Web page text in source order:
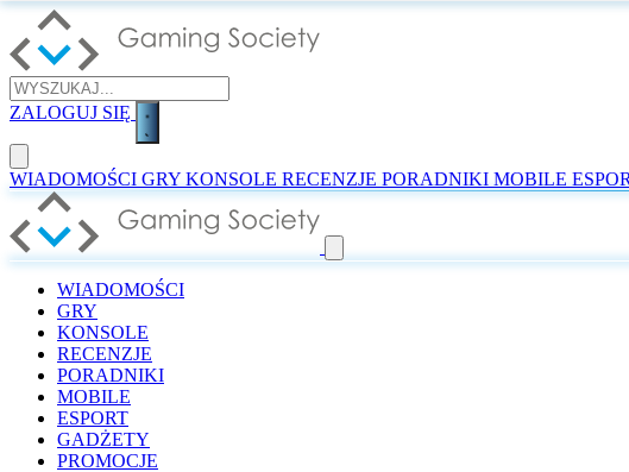
ZALOGUJ SIĘ
WIADOMOŚCI GRY KONSOLE RECENZJE PORADNIKI MOBILE
WIADOMOŚCI
GRY
KONSOLE
RECENZJE
PORADNIKI
MOBILE
ESPORT
GADŻETY
PROMOCJE